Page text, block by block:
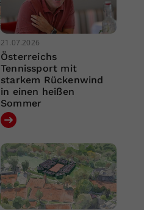
21.07.2026
Österreichs
Tennissport mit
starkem Rückenwind
in einen heißen
Sommer